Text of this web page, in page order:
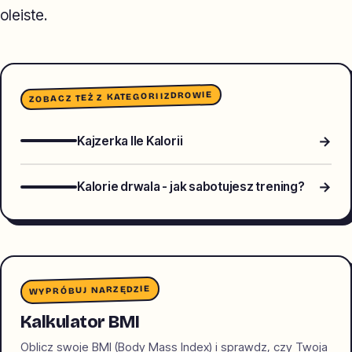
oleiste.
ZOBACZ TEŻ Z KATEGORIIZDROWIE
Kajzerka Ile Kalorii →
Kalorie drwala - jak sabotujesz trening? →
WYPRÓBUJ NARZĘDZIE
Kalkulator BMI
Oblicz swoje BMI (Body Mass Index) i sprawdz, czy Twoja